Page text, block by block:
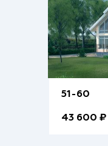
51-60
43 600 ₽